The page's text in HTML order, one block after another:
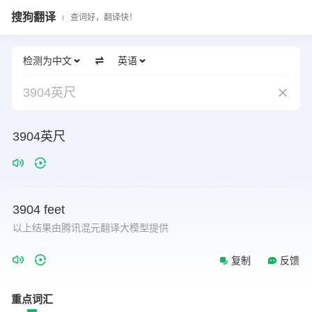
搜狗翻译 查词好，翻译快！
检测为中文 英语
3904英尺
3904英尺
3904 feet
以上结果由腾讯混元翻译大模型提供
复制 反馈
重点词汇